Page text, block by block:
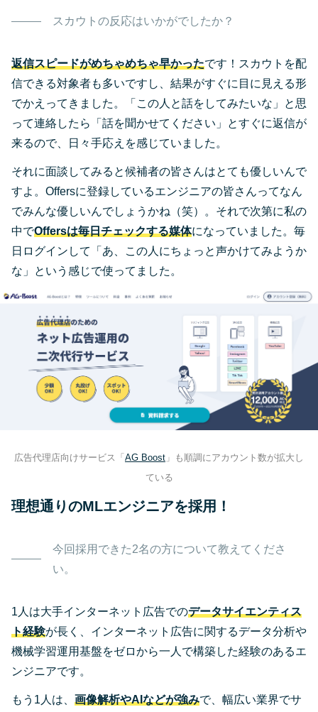
スカウトの反応はいかがでしたか？
返信スピードがめちゃめちゃ早かったです！スカウトを配
信できる対象者も多いですし、結果がすぐに目に見える形
でかえってきました。「この人と話をしてみたいな」と思
って連絡したら「話を聞かせてください」とすぐに返信が
来るので、日々手応えを感じていました。
それに面談してみると候補者の皆さんはとても優しいんで
すよ。Offersに登録しているエンジニアの皆さんってなん
でみんな優しいんでしょうかね（笑）。それで次第に私の
中でOffersは毎日チェックする媒体になっていました。毎
日ログインして「あ、この人にちょっと声かけてみようか
な」という感じで使ってました。
広告代理店向けサービス「 AG Boost 」も順調にアカウント数が拡大し
ている
理想通りのMLエンジニアを採用！
今回採用できた2名の方について教えてくださ
い。
1人は大手インターネット広告でのデータサイエンティス
ト経験が長く、インターネット広告に関するデータ分析や
機械学習運用基盤をゼロから一人で構築した経験のあるエ
ンジニアです。
もう1人は、 画像解析やAIなどが強みで、幅広い業界でサ